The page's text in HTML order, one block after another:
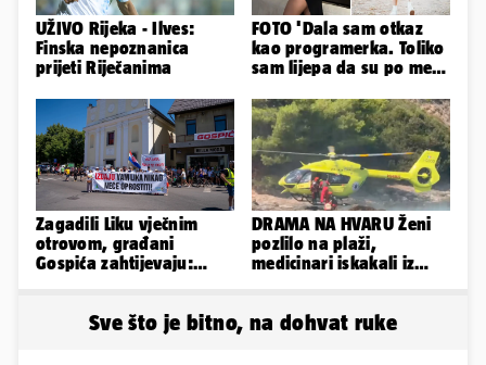
UŽIVO Rijeka - Ilves:
Finska nepoznanica
prijeti Riječanima
FOTO 'Dala sam otkaz
kao programerka. Toliko
sam lijepa da su po meni
Zagadili Liku vječnim
otrovom, građani
Gospića zahtijevaju:
DRAMA NA HVARU Ženi
pozlilo na plaži,
medicinari iskakali iz
Sve što je bitno, na dohvat ruke